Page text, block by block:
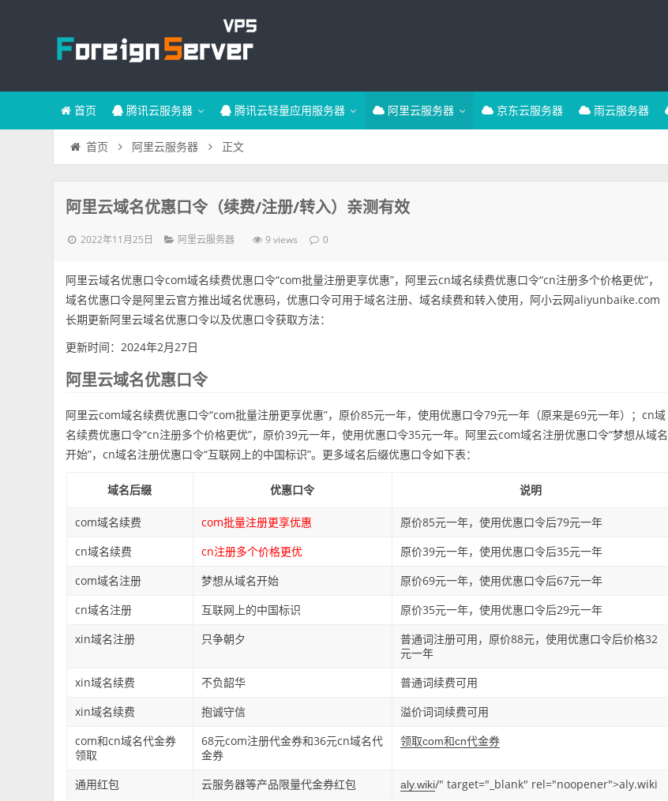
首页 腾讯云服务器 腾讯云轻量应用服务器 阿里云服务器 京东云服务器 雨云服务器
首页 阿里云服务器 正文
阿里云域名优惠口令（续费/注册/转入）亲测有效
2022年11月25日 阿里云服务器 9 views 0
阿里云域名优惠口令com域名续费优惠口令“com批量注册更享优惠”，阿里云cn域名续费优惠口令“cn注册多个价格更优”，
域名优惠口令是阿里云官方推出域名优惠码，优惠口令可用于域名注册、域名续费和转入使用，阿小云网aliyunbaike.com
长期更新阿里云域名优惠口令以及优惠口令获取方法：
更新时间：2024年2月27日
阿里云域名优惠口令
阿里云com域名续费优惠口令“com批量注册更享优惠”，原价85元一年，使用优惠口令79元一年（原来是69元一年）；cn域
名续费优惠口令“cn注册多个价格更优”，原价39元一年，使用优惠口令35元一年。阿里云com域名注册优惠口令“梦想从域名
开始”，cn域名注册优惠口令“互联网上的中国标识”。更多域名后缀优惠口令如下表：
域名后缀 优惠口令 说明
com域名续费 com批量注册更享优惠
原价85元一年，使用优惠口令后79元一年
cn域名续费
cn注册多个价格更优
原价39元一年，使用优惠口令后35元一年
com域名注册
梦想从域名开始
原价69元一年，使用优惠口令后67元一年
cn域名注册
互联网上的中国标识
原价35元一年，使用优惠口令后29元一年
xin域名注册
只争朝夕
普通词注册可用，原价88元，使用优惠口令后价格32
元一年
xin域名续费
不负韶华
普通词续费可用
xin域名续费
抱诚守信
溢价词词续费可用
com和cn域名代金券
领取
68元com注册代金券和36元cn域名代
金券
领取com和cn代金券
通用红包 云服务器等产品限量代金券红包 aly.wiki/" target="_blank" rel="noopener">aly.wiki